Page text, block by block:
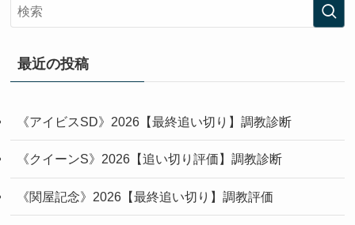
最近の投稿
《アイビスSD》2026【最終追い切り】調教診断
《クイーンS》2026【追い切り評価】調教診断
《関屋記念》2026【最終追い切り】調教評価